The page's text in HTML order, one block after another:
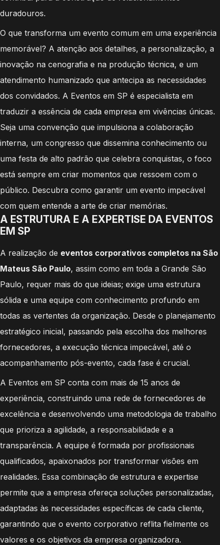
duradouros.
O que transforma um evento comum em uma experiência
memorável? A atenção aos detalhes, a personalização, a
inovação na cenografia e na produção técnica, e um
atendimento humanizado que antecipa as necessidades
dos convidados. A Eventos em SP é especialista em
traduzir a essência de cada empresa em vivências únicas.
Seja uma convenção que impulsiona a colaboração
interna, um congresso que dissemina conhecimento ou
uma festa de alto padrão que celebra conquistas, o foco
está sempre em criar momentos que ressoem com o
público. Descubra como garantir um evento impecável
com quem entende a arte de criar memórias.
A ESTRUTURA E A EXPERTISE DA EVENTOS
EM SP
A realização de eventos corporativos completos na São
Mateus São Paulo, assim como em toda a Grande São
Paulo, requer mais do que ideias; exige uma estrutura
sólida e uma equipe com conhecimento profundo em
todas as vertentes da organização. Desde o planejamento
estratégico inicial, passando pela escolha dos melhores
fornecedores, a execução técnica impecável, até o
acompanhamento pós-evento, cada fase é crucial.
A Eventos em SP conta com mais de 15 anos de
experiência, construindo uma rede de fornecedores de
excelência e desenvolvendo uma metodologia de trabalho
que prioriza a agilidade, a responsabilidade e a
transparência. A equipe é formada por profissionais
qualificados, apaixonados por transformar visões em
realidades. Essa combinação de estrutura e expertise
permite que a empresa ofereça soluções personalizadas,
adaptadas às necessidades específicas de cada cliente,
garantindo que o evento corporativo reflita fielmente os
valores e os objetivos da empresa organizadora.